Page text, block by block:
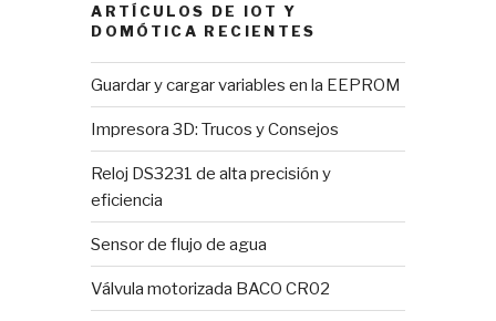
ARTÍCULOS DE IOT Y
DOMÓTICA RECIENTES
Guardar y cargar variables en la EEPROM
Impresora 3D: Trucos y Consejos
Reloj DS3231 de alta precisión y
eficiencia
Sensor de flujo de agua
Válvula motorizada BACO CR02